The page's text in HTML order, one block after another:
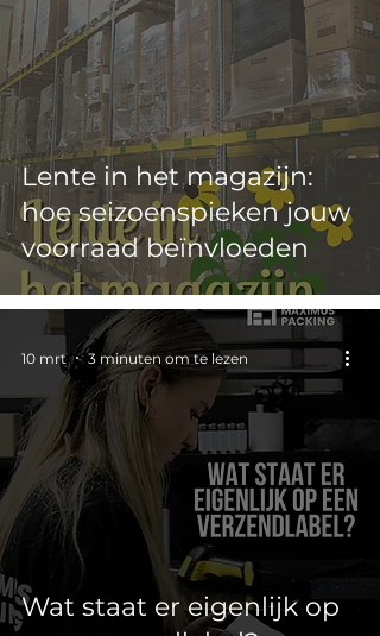
Lente in het magazijn:
hoe seizoenspieken jouw
voorraad beïnvloeden
Wat staat er eigenlijk op
10 mrt 3 minuten om te lezen